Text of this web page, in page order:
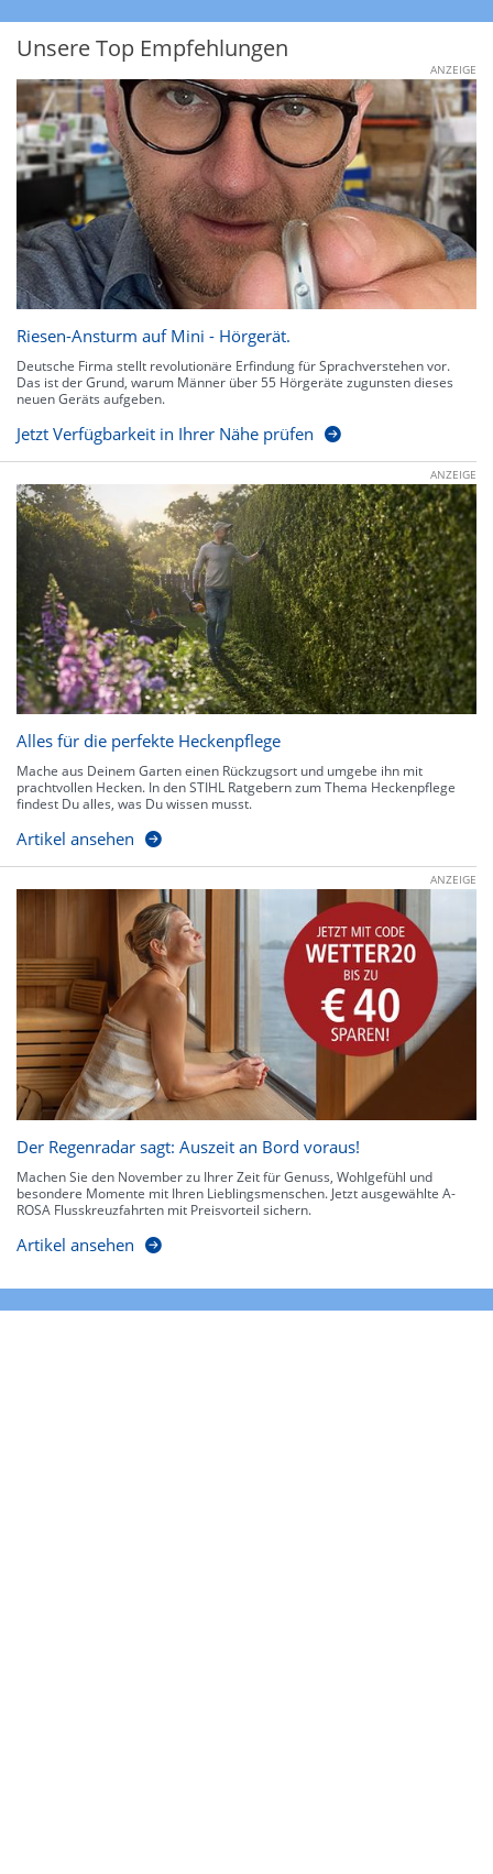
Unsere Top Empfehlungen
ANZEIGE
Riesen-Ansturm auf Mini - Hörgerät.
Deutsche Firma stellt revolutionäre Erfindung für Sprachverstehen vor.
Das ist der Grund, warum Männer über 55 Hörgeräte zugunsten dieses
neuen Geräts aufgeben.
Jetzt Verfügbarkeit in Ihrer Nähe prüfen
ANZEIGE
Alles für die perfekte Heckenpflege
Mache aus Deinem Garten einen Rückzugsort und umgebe ihn mit
prachtvollen Hecken. In den STIHL Ratgebern zum Thema Heckenpflege
findest Du alles, was Du wissen musst.
Artikel ansehen
ANZEIGE
Der Regenradar sagt: Auszeit an Bord voraus!
Machen Sie den November zu Ihrer Zeit für Genuss, Wohlgefühl und
besondere Momente mit Ihren Lieblingsmenschen. Jetzt ausgewählte A-
ROSA Flusskreuzfahrten mit Preisvorteil sichern.
Artikel ansehen